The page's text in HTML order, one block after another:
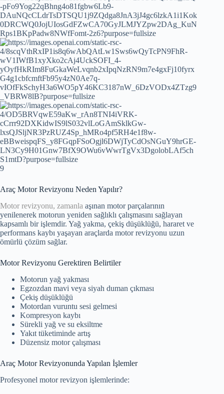
9
Araç Motor Revizyonu Neden Yapılır?
Motor revizyonu, zamanla aşınan motor parçalarının
yenilenerek motorun yeniden sağlıklı çalışmasını sağlayan
kapsamlı bir işlemdir. Yağ yakma, çekiş düşüklüğü, hararet ve
performans kaybı yaşayan araçlarda motor revizyonu uzun
ömürlü çözüm sağlar.
Motor Revizyonu Gerektiren Belirtiler
Motorun yağ yakması
Egzozdan mavi veya siyah duman çıkması
Çekiş düşüklüğü
Motordan vuruntu sesi gelmesi
Kompresyon kaybı
Sürekli yağ ve su eksiltme
Yakıt tüketiminde artış
Düzensiz motor çalışması
Araç Motor Revizyonunda Yapılan İşlemler
Profesyonel motor revizyon işlemlerinde: